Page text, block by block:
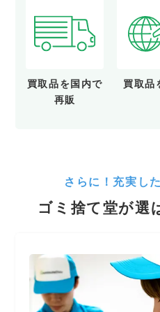
買取品を国内で
再販
買取品
さらに！充実し
ゴミ捨て堂が選